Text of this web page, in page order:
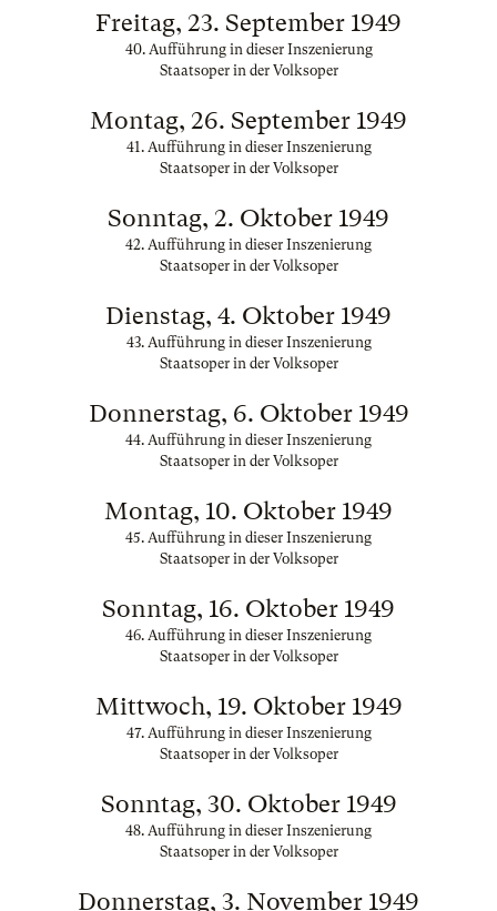
Freitag, 23. September 1949
40. Aufführung in dieser Inszenierung
Staatsoper in der Volksoper
Montag, 26. September 1949
41. Aufführung in dieser Inszenierung
Staatsoper in der Volksoper
Sonntag, 2. Oktober 1949
42. Aufführung in dieser Inszenierung
Staatsoper in der Volksoper
Dienstag, 4. Oktober 1949
43. Aufführung in dieser Inszenierung
Staatsoper in der Volksoper
Donnerstag, 6. Oktober 1949
44. Aufführung in dieser Inszenierung
Staatsoper in der Volksoper
Montag, 10. Oktober 1949
45. Aufführung in dieser Inszenierung
Staatsoper in der Volksoper
Sonntag, 16. Oktober 1949
46. Aufführung in dieser Inszenierung
Staatsoper in der Volksoper
Mittwoch, 19. Oktober 1949
47. Aufführung in dieser Inszenierung
Staatsoper in der Volksoper
Sonntag, 30. Oktober 1949
48. Aufführung in dieser Inszenierung
Staatsoper in der Volksoper
Donnerstag, 3. November 1949